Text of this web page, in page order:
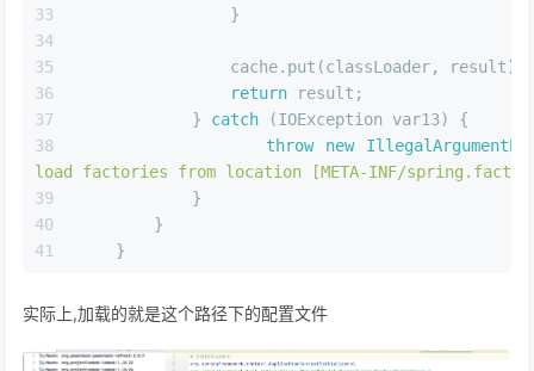
                }
                cache.put(classLoader, result);
return result;
            }
catch (IOException var13) {
throw
new
load factories from location [META-INF/
            }
        }
    }
实际上,加载的就是这个路径下的配置文件